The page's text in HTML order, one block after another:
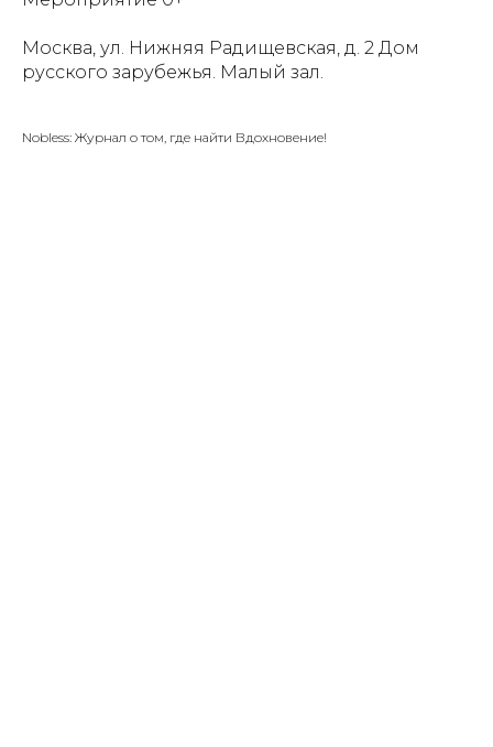
Москва, ул. Нижняя Радищевская, д. 2 Дом
русского зарубежья. Малый зал.
Nobless: Журнал о том, где найти Вдохновение!